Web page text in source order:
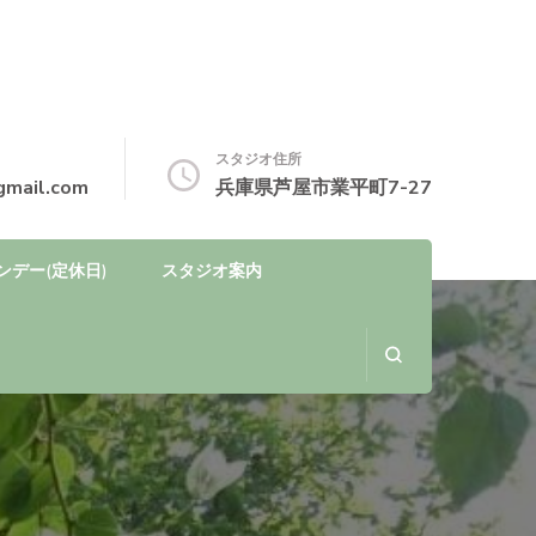
スタジオ住所
兵庫県芦屋市業平町7-27
デー(定休日) スタジオ案内